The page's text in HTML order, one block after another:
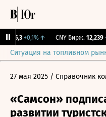
115,3 +0,1% ↑ CNY Бирж. 12,239
Ситуация на топливном
27 мая 2025 / Справочник
«Самсон»
развитии